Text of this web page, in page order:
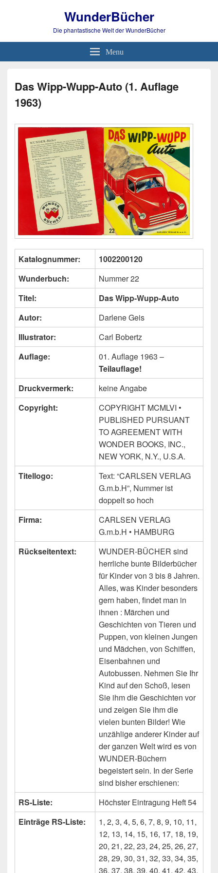
WunderBücher
Die phantastische Welt der WunderBücher
Menu
Das Wipp-Wupp-Auto (1. Auflage
1963)
Katalognummer:
1002200120
Wunderbuch:
Nummer 22
Titel:
Das Wipp-Wupp-Auto
Autor:
Darlene Geis
Illustrator:
Carl Bobertz
Auflage:
01. Auflage 1963 –
Teilauflage!
Druckvermerk:
keine Angabe
Copyright:
COPYRIGHT MCMLVI •
PUBLISHED PURSUANT
TO AGREEMENT WITH
WONDER BOOKS, INC.,
NEW YORK, N.Y., U.S.A.
Titellogo:
Text: “CARLSEN VERLAG
G.m.b.H”, Nummer ist
doppelt so hoch
Firma:
CARLSEN VERLAG
G.m.b.H • HAMBURG
Rückseitentext:
WUNDER-BÜCHER sind
herrliche bunte Bilderbücher
für Kinder von 3 bis 8 Jahren.
Alles, was Kinder besonders
gern haben, findet man in
ihnen : Märchen und
Geschichten von Tieren und
Puppen, von kleinen Jungen
und Mädchen, von Schiffen,
Eisenbahnen und
Autobussen. Nehmen Sie Ihr
Kind auf den Schoß, lesen
Sie ihm die Geschichten vor
und zeigen Sie ihm die
vielen bunten Bilder! Wie
unzählige anderer Kinder auf
der ganzen Welt wird es von
WUNDER-Büchern
begeistert sein. In der Serie
sind bisher erschienen:
RS-Liste:
Höchster Eintragung Heft 54
Einträge RS-Liste:
1, 2, 3, 4, 5, 6, 7, 8, 9, 10, 11,
12, 13, 14, 15, 16, 17, 18, 19,
20, 21, 22, 23, 24, 25, 26, 27,
28, 29, 30, 31, 32, 33, 34, 35,
36, 37, 38, 39, 40, 41, 42, 43,